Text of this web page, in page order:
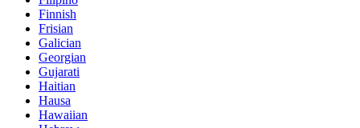
Finnish
Frisian
Galician
Georgian
Gujarati
Haitian
Hausa
Hawaiian